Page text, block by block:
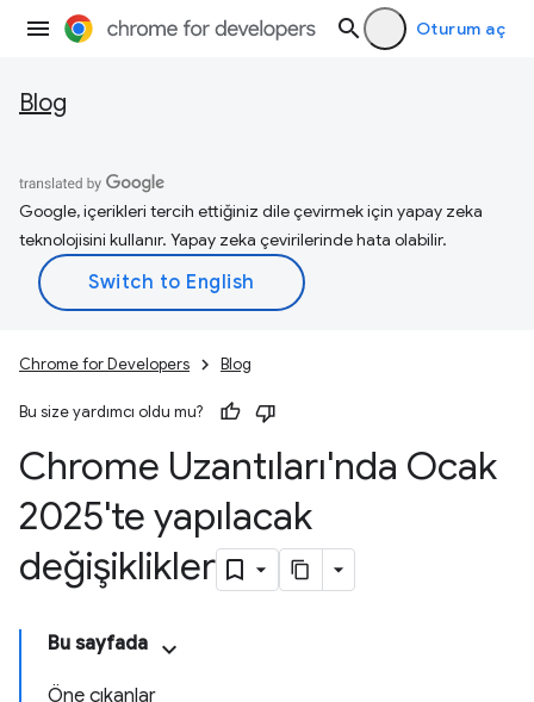
Oturum aç
Blog
Google, içerikleri tercih ettiğiniz dile çevirmek için yapay zeka
teknolojisini kullanır. Yapay zeka çevirilerinde hata olabilir.
Chrome for Developers Blog
Bu size yardımcı oldu mu?
Chrome Uzantıları'nda Ocak
2025'te yapılacak
değişiklikler
Bu sayfada
Öne çıkanlar